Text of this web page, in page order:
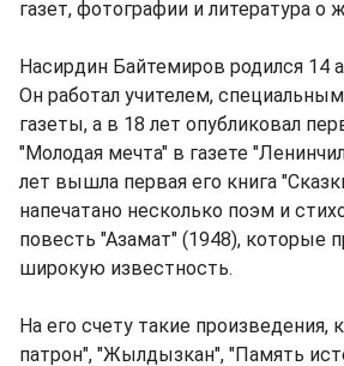
газет, фотографии и литература о
Насирдин Байтемиров родился 14
Он работал учителем,
газеты, а в 18 лет опубликовал
"Молодая мечта" в газете
лет вышла первая его книга
напечатано несколько поэм и
повесть "Азамат" (1948), которые
широкую известность.
На его счету такие произведения,
патрон", "Жылдызкан", "Память